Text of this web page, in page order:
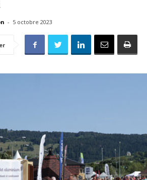
- 5 octobre 2023